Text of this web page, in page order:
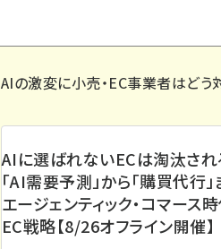
AIの激変に小売・EC事業者はどう
AIに選ばれないECは淘汰され
「AI需要予測」から「購買代行」
エージェンティック・コマース
EC戦略【8/26オフライン開催】